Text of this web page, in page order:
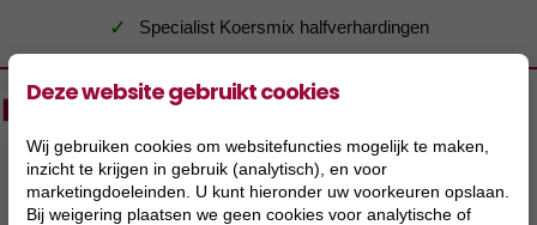
✓ Hoge kwaliteit voor een scherpe prijs
Deze website gebruikt cookies
Wij gebruiken cookies om websitefuncties mogelijk te maken,
inzicht te krijgen in gebruik (analytisch), en voor
marketingdoeleinden. U kunt hieronder uw voorkeuren opslaan.
Bij weigering plaatsen we geen cookies voor analytische of